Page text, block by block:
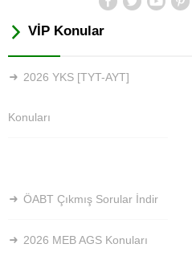
VİP Konular
2026 YKS [TYT-AYT]
Konuları
ÖABT Çıkmış Sorular İndir
2026 MEB AGS Konuları